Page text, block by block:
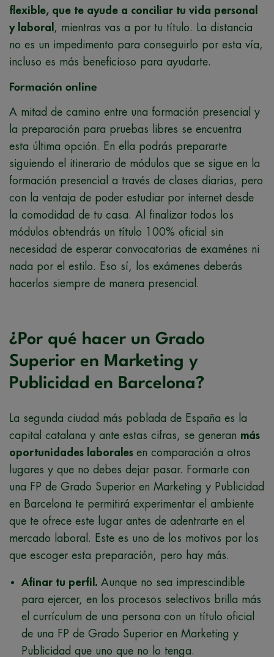
flexible, que te ayude a conciliar tu vida personal
y laboral , mientras vas a por tu título. La distancia
no es un impedimento para conseguirlo por esta vía,
incluso es más beneficioso para ayudarte.
Formación online
A mitad de camino entre una formación presencial y
la preparación para pruebas libres se encuentra
esta última opción. En ella podrás prepararte
siguiendo el itinerario de módulos que se sigue en la
formación presencial a través de clases diarias, pero
con la ventaja de poder estudiar por internet desde
la comodidad de tu casa. Al finalizar todos los
módulos obtendrás un título 100% oficial sin
necesidad de esperar convocatorias de examénes ni
nada por el estilo. Eso sí, los exámenes deberás
hacerlos siempre de manera presencial.
¿Por qué hacer un Grado
Superior en Marketing y
Publicidad en Barcelona?
La segunda ciudad más poblada de España es la
capital catalana y ante estas cifras, se generan más
oportunidades laborales en comparación a otros
lugares y que no debes dejar pasar. Formarte con
una FP de Grado Superior en Marketing y Publicidad
en Barcelona te permitirá experimentar el ambiente
que te ofrece este lugar antes de adentrarte en el
mercado laboral. Este es uno de los motivos por los
que escoger esta preparación, pero hay más.
Afinar tu perfil. Aunque no sea imprescindible
para ejercer, en los procesos selectivos brilla más
el currículum de una persona con un título oficial
de una FP de Grado Superior en Marketing y
Publicidad que uno que no lo tenga.